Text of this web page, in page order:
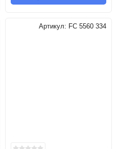
Артикул: FC 5560 334